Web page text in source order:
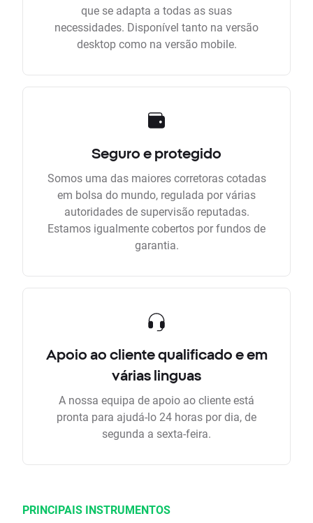
que se adapta a todas as suas
necessidades. Disponível tanto na versão
desktop como na versão mobile.
Seguro e protegido
Somos uma das maiores corretoras cotadas
em bolsa do mundo, regulada por várias
autoridades de supervisão reputadas.
Estamos igualmente cobertos por fundos de
garantia.
Apoio ao cliente qualificado e em
várias linguas
A nossa equipa de apoio ao cliente está
pronta para ajudá-lo 24 horas por dia, de
segunda a sexta-feira.
PRINCIPAIS INSTRUMENTOS